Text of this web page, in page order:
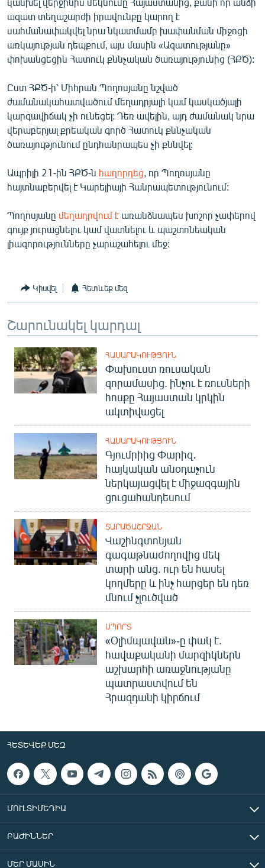
ՁԳՏԵԼՈՎ ԼԱՎԱԳՈՒՅՆԻՆ
ՓՈԴՔԱՍԹ
Հայերեն
English
Русский
ՀԵՏԵՎԵՔ ՄԵԶ
«Ազատության» բոլոր կայքերը
ազատ տեղաշարժի իրավունքը կարող է
սահմանափակվել նրա նկատմամբ խափանման միջոցի
առկայության դեպքում, այս մասին «Ազատությանը»
փոխանցեցին Հատուկ քննչական ծառայությունից (ՀՔԾ):
Ըստ ՀՔԾ-ի՝ Միհրան Պողոսյանը նշված
ժամանակահատվածում մեղադրյալի կամ կասկածյալի
կարգավիճակ չի ունեցել: Դեռ ավելին, այդ ժամանակ նրա
վերաբերյալ քրեական գործ Հատուկ քննչական
ծառայությունում ընդհանրապես չի քննվել:
Ապրիլի 21-ին ՀՔԾ-ն հաղորդեց , որ Պողոսյանը
հայտնաբերվել է Կարելիայի Հանրապետությունում:
Պողոսյանը մեղադրվում է առանձնապես խոշոր չափերով
գույք յուրացնելու կամ վատնելու և պաշտոնեական
լիազորությունները չարաշահելու մեջ:
Կիսվել Հետևեք մեզ
Շարունակել կարդալ
ՀԱՍԱՐԱԿՈՒԹՅՈՒՆ
Փախուստ ռուսական
զորամասից. ինչու է ռուսների
հոսքը Հայաստան կրկին
ակտիվացել
ՀԱՍԱՐԱԿՈՒԹՅՈՒՆ
Գյումրիից Փարիզ․
հայկական անօդաչուն
ներկայացվել է միջազգային
ցուցահանդեսում
ՏԱՐԱԾԱՇՐՋԱՆ
Վաշինգտոնյան
գագաթնաժողովից մեկ
տարի անց. ուր են հասել
կողմերը և ինչ հարցեր են դեռ
մնում չլուծված
ՍՊՈՐՏ
«Օլիմպավան»-ը փակ է.
հավաքականի մարզիկներն
աշխարհի առաջնությանը
պատրաստվում են
Հրազդանի կիրճում
ՀԵՏԵՎԵՔ ՄԵԶ
ՄՈՒԼՏԻՄԵԴԻԱ
ԲԱԺԻՆՆԵՐ
ՄԵՐ ՄԱՍԻՆ